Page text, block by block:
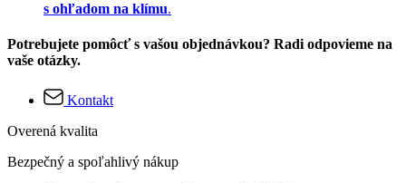
s ohľadom na klímu.
Potrebujete pomôcť s vašou objednávkou? Radi odpovieme na
vaše otázky.
Kontakt
Overená kvalita
Bezpečný a spoľahlivý nákup